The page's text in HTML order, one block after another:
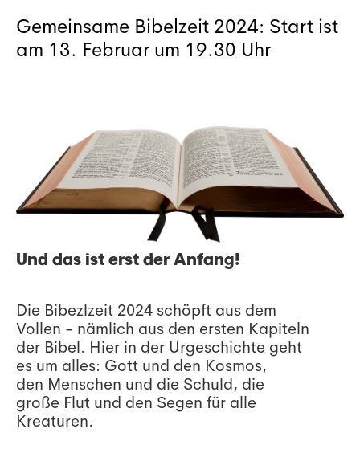
Gemeinsame Bibelzeit 2024: Start ist
am 13. Februar um 19.30 Uhr
Und das ist erst der Anfang!
Die Bibezlzeit 2024 schöpft aus dem
Vollen - nämlich aus den ersten Kapiteln
der Bibel. Hier in der Urgeschichte geht
es um alles: Gott und den Kosmos,
den Menschen und die Schuld, die
große Flut und den Segen für alle
Kreaturen.